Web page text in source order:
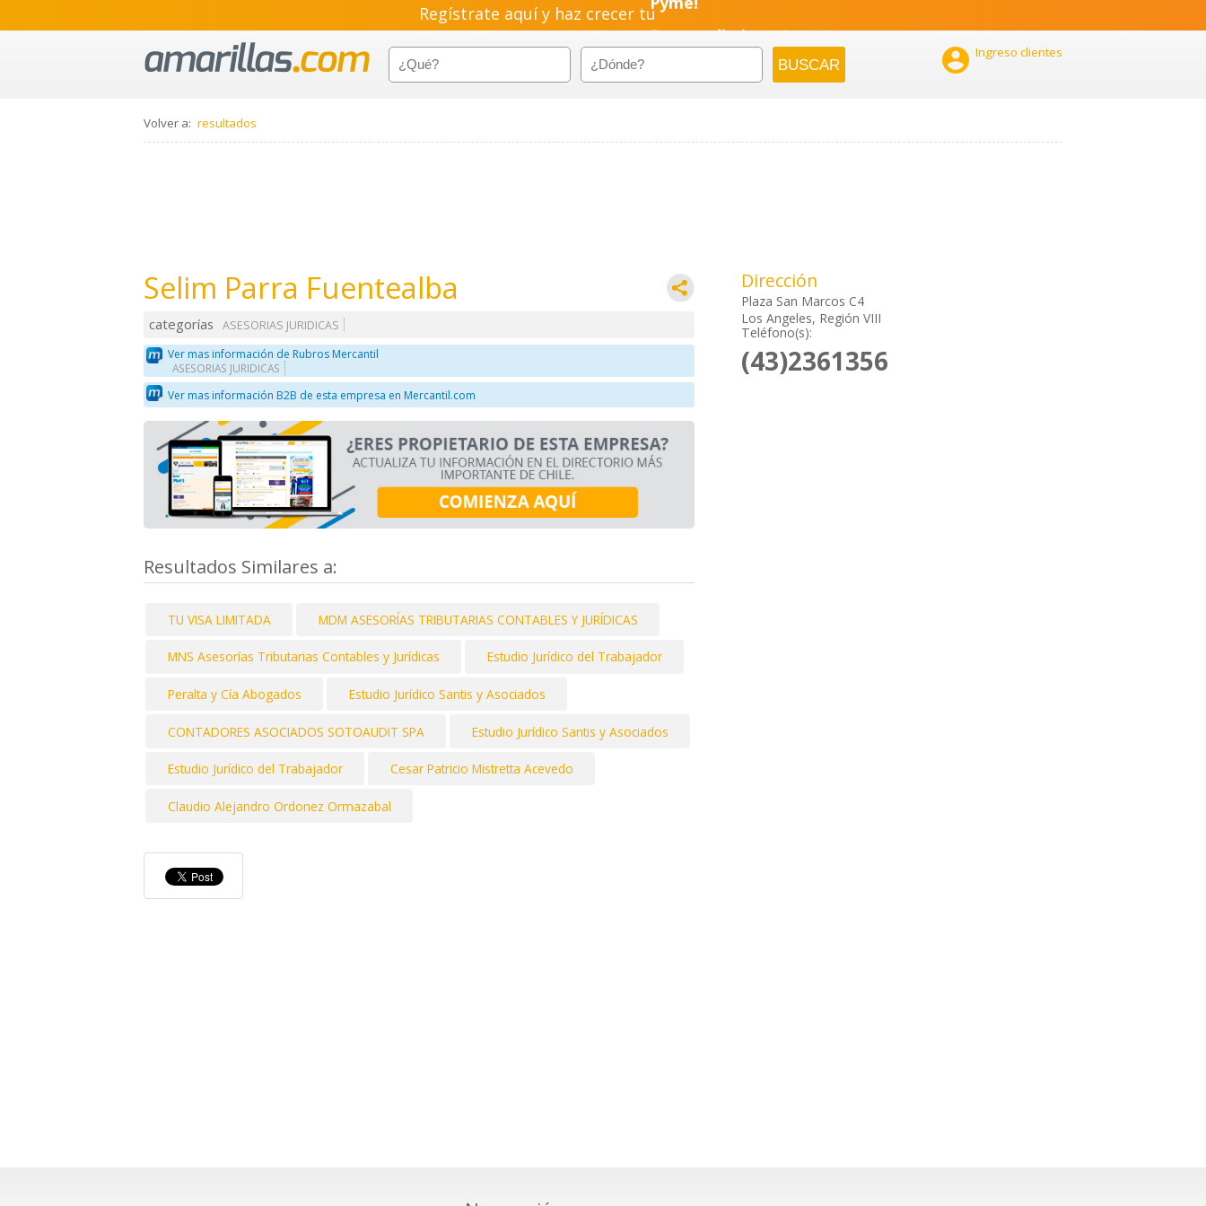
Regístrate aquí y haz crecer tuPyme!
Emprendimiento!
 Ingreso clientes
Volver a: resultados
Selim Parra Fuentealba
categorías
ASESORIAS JURIDICAS
Ver mas información de Rubros Mercantil
ASESORIAS JURIDICAS
Ver mas información B2B de esta empresa en Mercantil.com
Resultados Similares a:
TU VISA LIMITADA MDM ASESORÍAS TRIBUTARIAS CONTABLES Y JURÍDICAS
MNS Asesorías Tributarias Contables y Jurídicas Estudio Jurídico del Trabajador
Peralta y Cía Abogados Estudio Jurídico Santis y Asociados
CONTADORES ASOCIADOS SOTOAUDIT SPA Estudio Jurídico Santis y Asociados
Estudio Jurídico del Trabajador Cesar Patricio Mistretta Acevedo
Claudio Alejandro Ordonez Ormazabal
Dirección
Plaza San Marcos C4
Los Angeles, Región VIII
Teléfono(s):
(43)2361356